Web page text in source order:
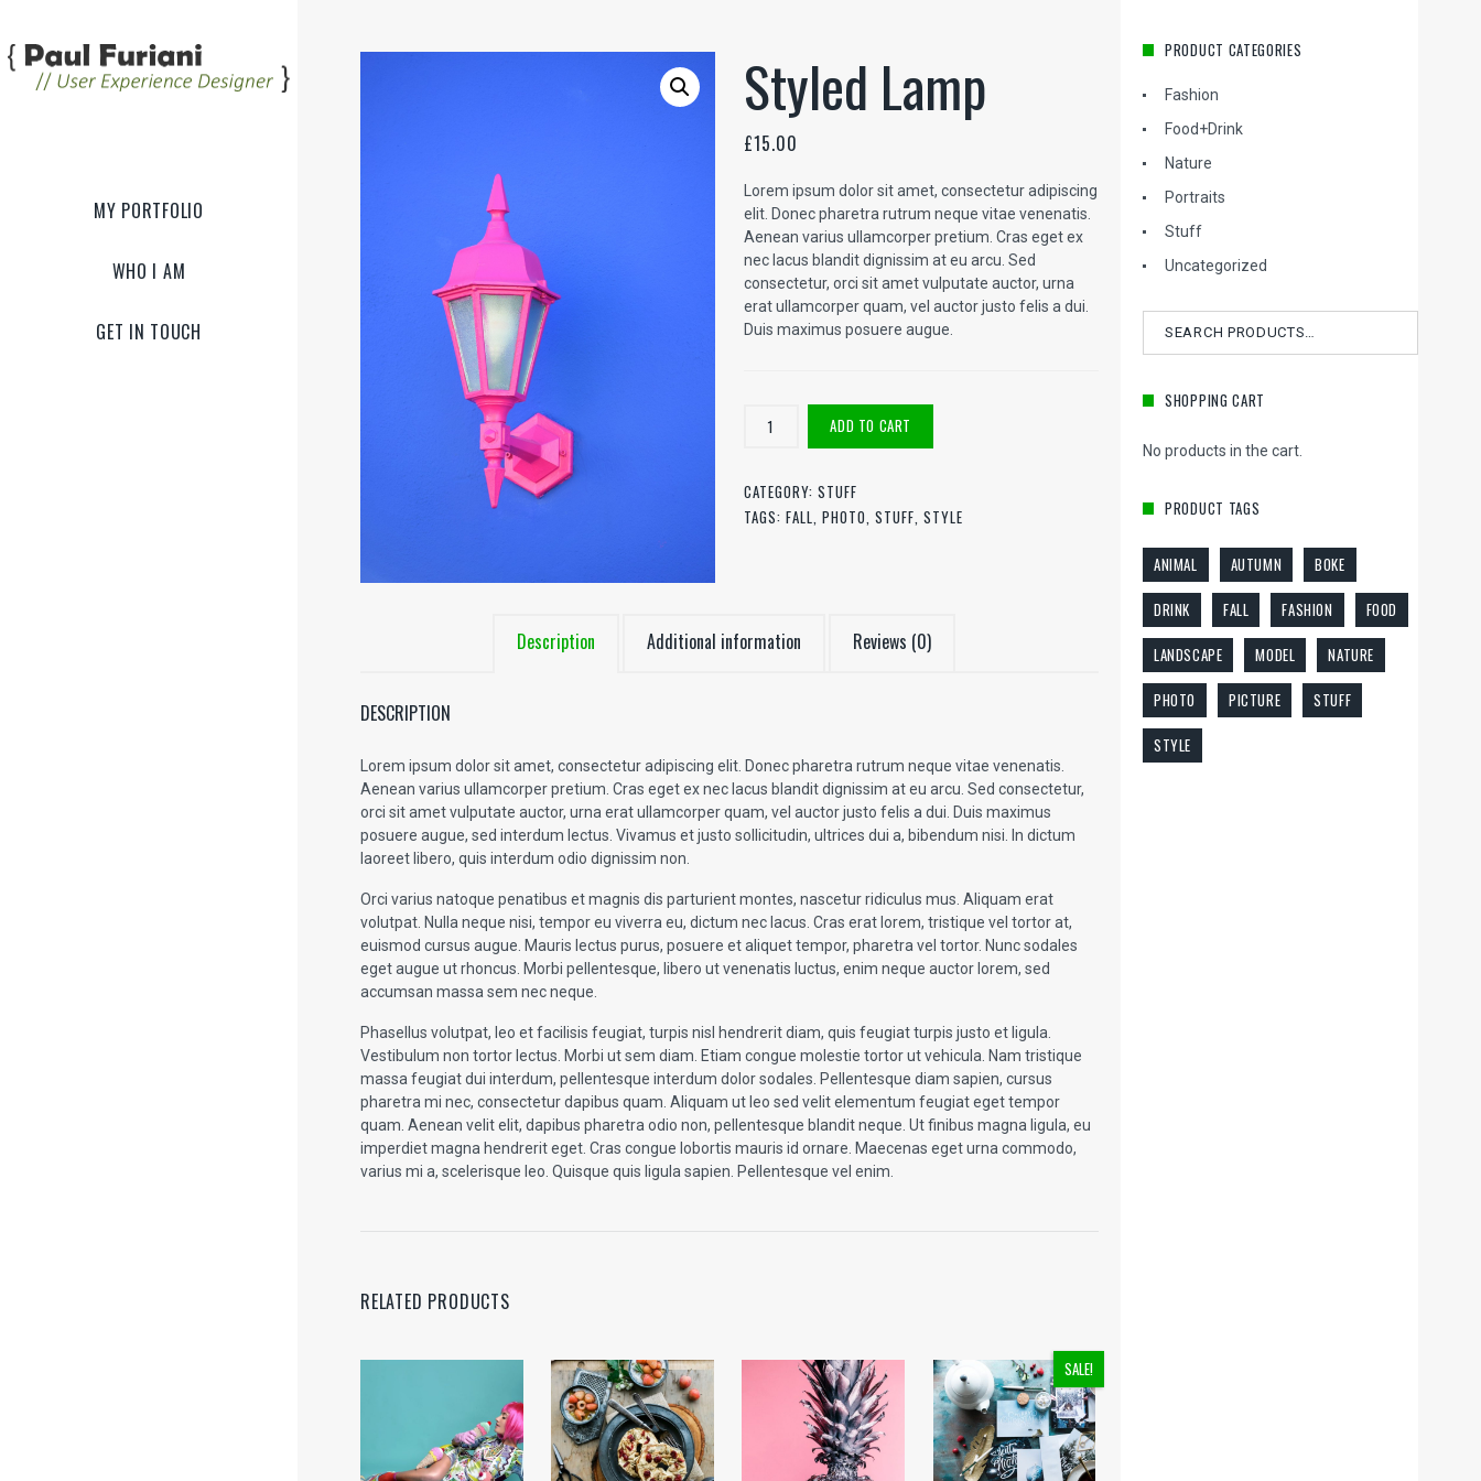
MY PORTFOLIO
WHO I AM
GET IN TOUCH
Styled Lamp
£15.00
Lorem ipsum dolor sit amet, consectetur adipiscing
elit. Donec pharetra rutrum neque vitae venenatis.
Aenean varius ullamcorper pretium. Cras eget ex
nec lacus blandit dignissim at eu arcu. Sed
consectetur, orci sit amet vulputate auctor, urna
erat ullamcorper quam, vel auctor justo felis a dui.
Duis maximus posuere augue.
Lamp
ADD TO CART
CATEGORY:STUFF
TAGS:FALL,PHOTO,STUFF,STYLE
Description Additional information Reviews (0)
DESCRIPTION
Lorem ipsum dolor sit amet, consectetur adipiscing elit. Donec pharetra rutrum neque vitae venenatis.
Aenean varius ullamcorper pretium. Cras eget ex nec lacus blandit dignissim at eu arcu. Sed consectetur,
orci sit amet vulputate auctor, urna erat ullamcorper quam, vel auctor justo felis a dui. Duis maximus
posuere augue, sed interdum lectus. Vivamus et justo sollicitudin, ultrices dui a, bibendum nisi. In dictum
laoreet libero, quis interdum odio dignissim non.
Orci varius natoque penatibus et magnis dis parturient montes, nascetur ridiculus mus. Aliquam erat
volutpat. Nulla neque nisi, tempor eu viverra eu, dictum nec lacus. Cras erat lorem, tristique vel tortor at,
euismod cursus augue. Mauris lectus purus, posuere et aliquet tempor, pharetra vel tortor. Nunc sodales
eget augue ut rhoncus. Morbi pellentesque, libero ut venenatis luctus, enim neque auctor lorem, sed
accumsan massa sem nec neque.
Phasellus volutpat, leo et facilisis feugiat, turpis nisl hendrerit diam, quis feugiat turpis justo et ligula.
Vestibulum non tortor lectus. Morbi ut sem diam. Etiam congue molestie tortor ut vehicula. Nam tristique
massa feugiat dui interdum, pellentesque interdum dolor sodales. Pellentesque diam sapien, cursus
pharetra mi nec, consectetur dapibus quam. Aliquam ut leo sed velit elementum feugiat eget tempor
quam. Aenean velit elit, dapibus pharetra odio non, pellentesque blandit neque. Ut finibus magna ligula, eu
imperdiet magna hendrerit eget. Cras congue lobortis mauris id ornare. Maecenas eget urna commodo,
varius mi a, scelerisque leo. Quisque quis ligula sapien. Pellentesque vel enim.
RELATED PRODUCTS
SALE!
PRODUCT CATEGORIES
Fashion
Food+Drink
Nature
Portraits
Stuff
Uncategorized
for:
SHOPPING CART
No products in the cart.
PRODUCT TAGS
ANIMAL AUTUMN BOKE
DRINK FALL FASHION FOOD
LANDSCAPE MODEL NATURE
PHOTO PICTURE STUFF
STYLE